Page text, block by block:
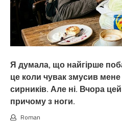
Я думала, що найгірше
це коли чувак змусив
сирників. Але ні. Вчора
причому з ноги.
Roman